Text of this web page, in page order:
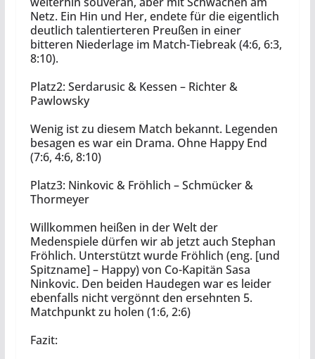
Netz. Ein Hin und Her, endete für die eigentlich
deutlich talentierteren Preußen in einer
bitteren Niederlage im Match-Tiebreak (4:6, 6:3,
8:10).
Platz2: Serdarusic & Kessen – Richter &
Pawlowsky
Wenig ist zu diesem Match bekannt. Legenden
besagen es war ein Drama. Ohne Happy End
(7:6, 4:6, 8:10)
Platz3: Ninkovic & Fröhlich – Schmücker &
Thormeyer
Willkommen heißen in der Welt der
Medenspiele dürfen wir ab jetzt auch Stephan
Fröhlich. Unterstützt wurde Fröhlich (eng. [und
Spitzname] – Happy) von Co-Kapitän Sasa
Ninkovic. Den beiden Haudegen war es leider
ebenfalls nicht vergönnt den ersehnten 5.
Matchpunkt zu holen (1:6, 2:6)
Fazit: